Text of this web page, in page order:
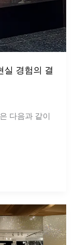
실 경험의 결
다음과 같이